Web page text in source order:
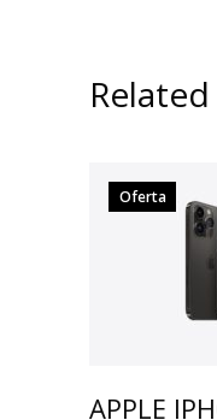
Oferta
APPLE